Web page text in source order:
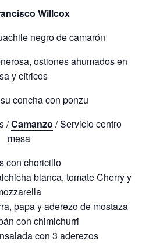
Willcox
negro de camarón
ostiones ahumados en
y cítricos
concha con ponzu
/Camanzo / Servicio centro
mesa
con choricillo
blanca, tomate Cherry y
papa y aderezo de mostaza
con chimichurri
con 3 aderezos